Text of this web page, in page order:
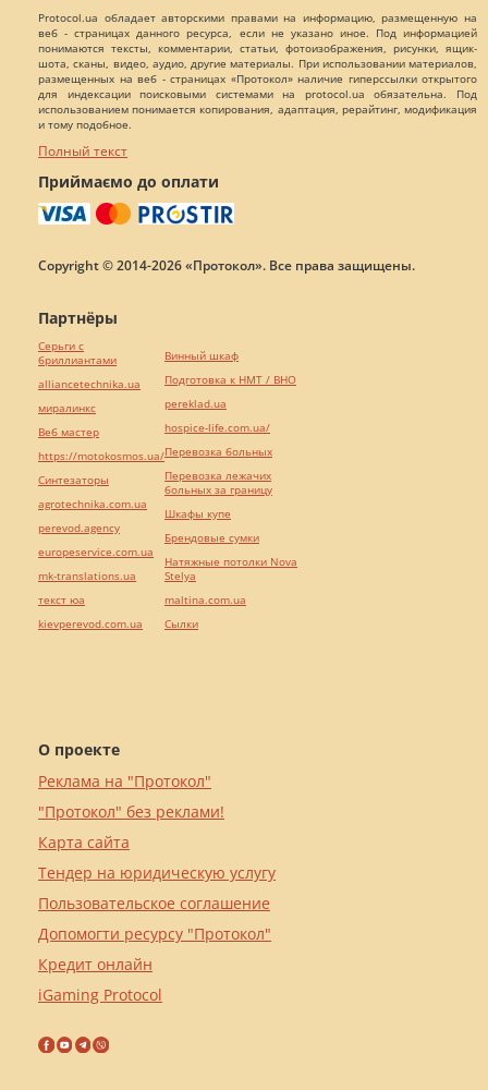
Protocol.ua обладает авторскими правами на информацию, размещенную на
веб - страницах данного ресурса, если не указано иное. Под информацией
понимаются тексты, комментарии, статьи, фотоизображения, рисунки, ящик-
шота, сканы, видео, аудио, другие материалы. При использовании материалов,
размещенных на веб - страницах «Протокол» наличие гиперссылки открытого
для индексации поисковыми системами на protocol.ua обязательна. Под
использованием понимается копирования, адаптация, рерайтинг, модификация
и тому подобное.
Полный текст
Приймаємо до оплати
Copyright © 2014-2026 «Протокол». Все права защищены.
О проекте
Реклама на "Протокол"
"Протокол" без реклами!
Карта сайта
Тендер на юридическую услугу
Пользовательское соглашение
Допомогти ресурсу "Протокол"
Кредит онлайн
iGaming Protocol
Партнёры
Серьги с
бриллиантами
alliancetechnika.ua
миралинкс
Веб мастер
https://motokosmos.ua/
Синтезаторы
agrotechnika.com.ua
perevod.agency
europeservice.com.ua
mk-translations.ua
текст юа
kievperevod.com.ua
Винный шкаф
Подготовка к НМТ / ВНО
pereklad.ua
hospice-life.com.ua/
Перевозка больных
Перевозка лежачих
больных за границу
Шкафы купе
Брендовые сумки
Натяжные потолки Nova
Stelya
maltina.com.ua
Cылки